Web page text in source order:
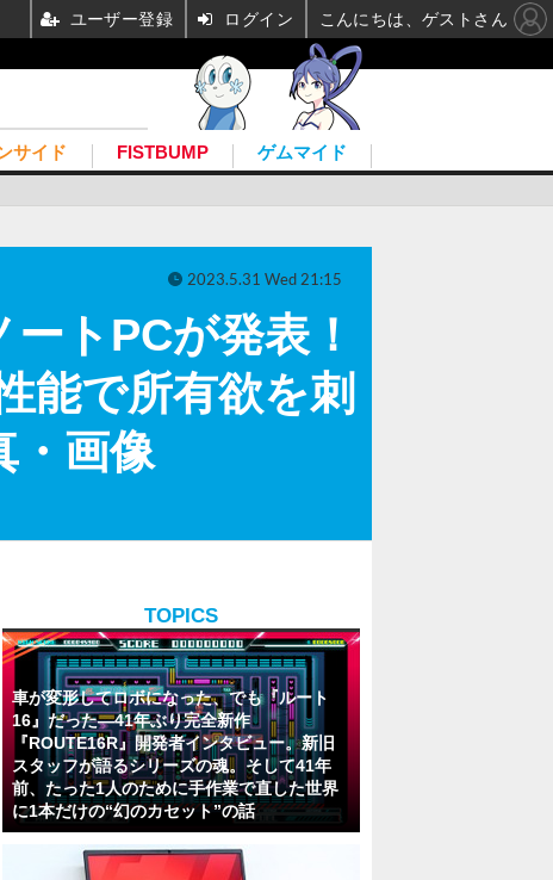
サイド FISTBUMP ゲムマイド
トPCが発表！
能で所有欲を刺
・画像
2023.5.31 Wed 21:15
TOPICS
車が変形してロボになった、でも『ルート
16』だった―41年ぶり完全新作
『ROUTE16R』開発者インタビュー。新旧
スタッフが語るシリーズの魂。そして41年
前、たった1人のために手作業で直した世界
に1本だけの“幻のカセット”の話
ユーザー登録 ログイン こんにちは、ゲストさん